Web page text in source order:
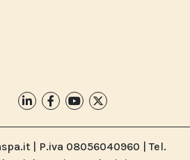
| P.iva 08056040960 | Tel.